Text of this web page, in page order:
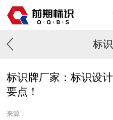
标
标识牌厂家：标识设
要点！
来源：